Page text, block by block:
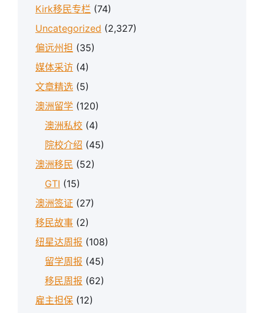
Kirk移民专栏 (74)
Uncategorized (2,327)
偏远州担 (35)
媒体采访 (4)
文章精选 (5)
澳洲留学 (120)
澳洲私校 (4)
院校介绍 (45)
澳洲移民 (52)
GTI (15)
澳洲签证 (27)
移民故事 (2)
纽星达周报 (108)
留学周报 (45)
移民周报 (62)
雇主担保 (12)